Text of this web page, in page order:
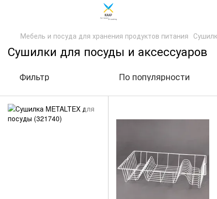
Мебель и посуда для хранения продуктов питания
Сушилки для посуды и аксессуаров
Фильтр По популярности